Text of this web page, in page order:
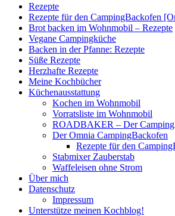
Rezepte
Rezepte für den CampingBackofen
Brot backen im Wohnmobil – Rezepte
Vegane Campingküche
Backen in der Pfanne: Rezepte
Süße Rezepte
Herzhafte Rezepte
Meine Kochbücher
Küchenausstattung
Kochen im Wohnmobil
Vorratsliste im Wohnmobil
ROADBAKER – Der
Der Omnia CampingBackofen
Rezepte für den
Stabmixer Zauberstab
Waffeleisen ohne Strom
Über mich
Datenschutz
Impressum
Unterstütze meinen Kochblog!